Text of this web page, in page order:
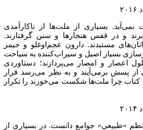
بسیاری از ملت‌ها از ناکارآمدی
و در قفس هنجارها و سنن گرفتارند.
مستبدند. دارون عجم‌اوغلو و جیمز
بسیار اصیل و سیراب‌کننده به سیاحت
اعصار و امصار می‌پردازند؛ دستاوردی
از پسش برمی‌آیند و به نظر می‌رسد قرار
کتاب چرا ملت‌ها شکست می‌خورند را تکرار
نظم «طبیعی» جوامع دانست. در بسیاری از